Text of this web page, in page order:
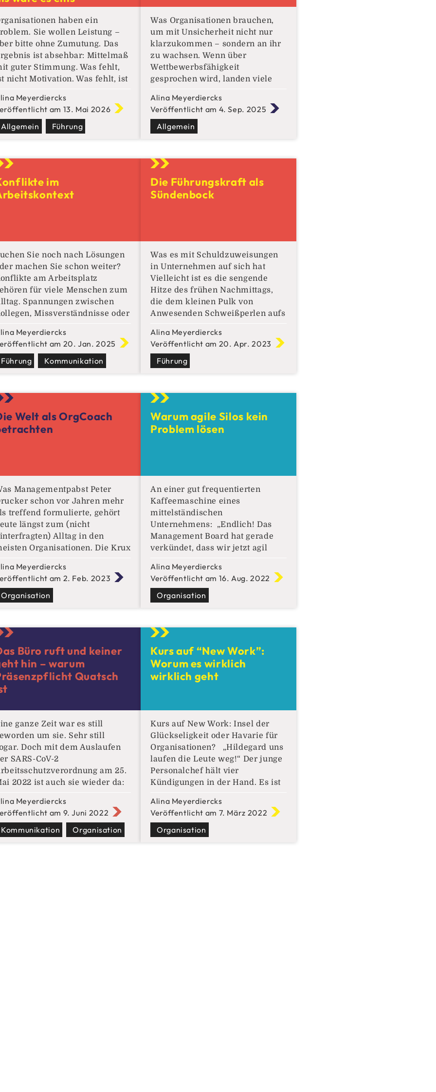
haben ein
Sie wollen Leistung –
bitte ohne Zumutung. Das
ist absehbar: Mittelmaß
guter Stimmung. Was fehlt,
nicht Motivation. Was fehlt, ist
Leistung zwangsläufig mit
bringt: Frustration.
ist kein Fehler – sie
Du spielst
Meyerdiercks
am 13. Mai 2026
Allgemein
Führung
Was Organisationen brauchen,
um mit Unsicherheit nicht nur
klarzukommen – sondern an ihr
zu wachsen. Wenn über
Wettbewerbsfähigkeit
gesprochen wird, landen viele
Marktanteilen oder
Innovationszyklen. Doch in einer
Welt, die sich nicht mehr linear
Perspektive an Tragkraft.
sich heute nicht mehr daran, wie
stark
Alina Meyerdiercks
Veröffentlicht am 4. Sep. 2025
Allgemein
im
Sie noch nach Lösungen
machen Sie schon weiter?
am Arbeitsplatz
für viele Menschen zum
Spannungen zwischen
Missverständnisse oder
können
nur an den Nerven zehren,
auch die
Schnell wird
der Kollege zu stur? Die
Meyerdiercks
am 20. Jan. 2025
Führung
Kommunikation
Die Führungskraft als
Sündenbock
Was es mit Schuldzuweisungen
in Unternehmen auf sich hat
Vielleicht ist es die sengende
Hitze des frühen Nachmittags,
die dem kleinen Pulk von
Anwesenden Schweißperlen aufs
ist es aber auch der heutige
Anlass, der ein gewisses Ausmaß
an Staunässe auf Stirn- und
Sicher
Alina Meyerdiercks
Veröffentlicht am 20. Apr. 2023
Führung
Welt als OrgCoach
Managementpabst Peter
schon vor Jahren mehr
treffend formulierte, gehört
längst zum (nicht
Alltag in den
Organisationen. Die Krux
kommt aus einer Zeit,
der Markt an Organisationen
vollkommen andere
Ab-teilungsstrukturen,
Meyerdiercks
am 2. Feb. 2023
Organisation
Warum agile Silos kein
Problem lösen
An einer gut frequentierten
Kaffeemaschine eines
mittelständischen
Unternehmens: „Endlich! Das
Management Board hat gerade
verkündet, dass wir jetzt agil
Projektleiter drückt
bedeutungsschwer und auch ein
bisschen euphorisch auf den
Hafermilch. „Wat soll der
wieder?“ Armin Administrator
nicht nur mit der
Personalnummer
Alina Meyerdiercks
Veröffentlicht am 16. Aug. 2022
Organisation
Büro ruft und keiner
hin – warum
Quatsch
ganze Zeit war es still
um sie. Sehr still
Doch mit dem Auslaufen
SARS-CoV-2
am 25.
2022 ist auch sie wieder da:
Rückbeorderung der
aus dem
denn „eine Pflicht
Meyerdiercks
am 9. Juni 2022
Kommunikation
Organisation
Kurs auf “New Work”:
Worum es wirklich
wirklich geht
Kurs auf New Work: Insel der
Glückseligkeit oder Havarie für
Organisationen? „Hildegard uns
laufen die Leute weg!“ Der junge
Personalchef hält vier
Kündigungen in der Hand. Es ist
kleine Feind des Personalers.
Tief über die Personalakte
gebeugt, in der Hoffnung sich
Alina Meyerdiercks
Veröffentlicht am 7. März 2022
Organisation